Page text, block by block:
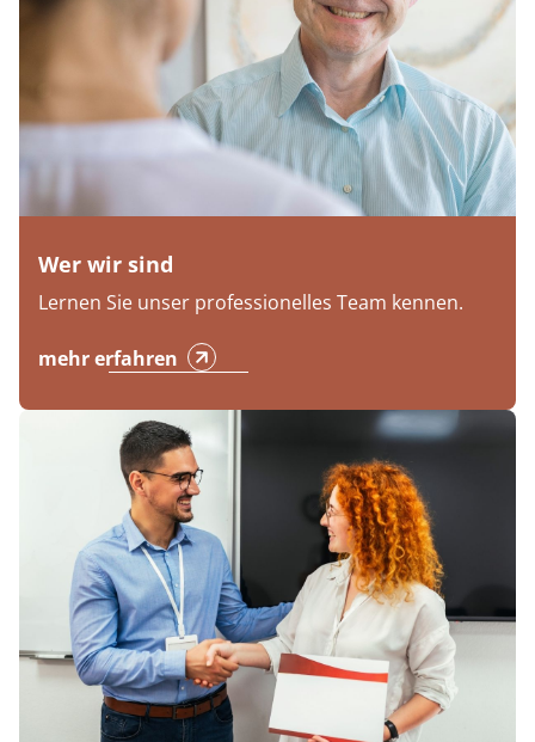
Wer wir sind
Lernen Sie unser professionelles Team kennen.
mehr erfahren